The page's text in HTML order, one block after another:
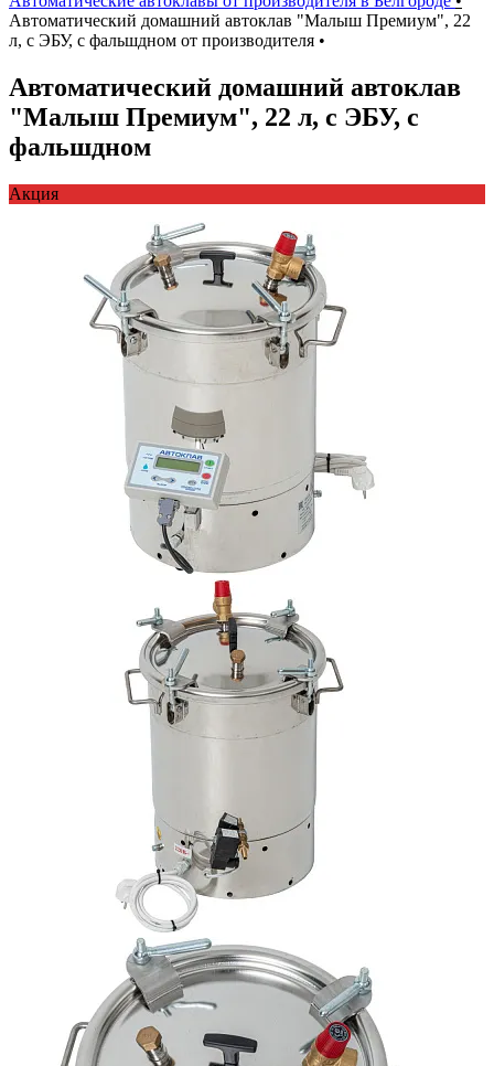
Автоматический домашний автоклав "Малыш Премиум", 22
л, с ЭБУ, с фальшдном от производителя •
Автоматический домашний автоклав
"Малыш Премиум", 22 л, с ЭБУ, с
фальшдном
Акция